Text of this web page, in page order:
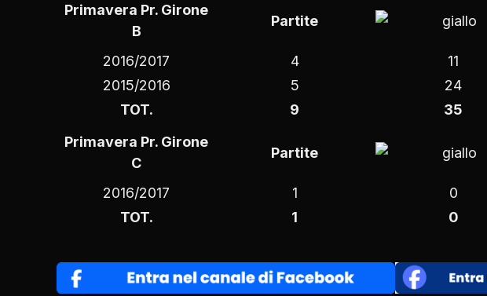
Primavera Pr. Girone
B
Partite
2016/2017 4 11
2015/2016
5 24
TOT.
9 35
Primavera Pr. Girone
C
Partite
2016/2017 1 0
TOT.
1 0